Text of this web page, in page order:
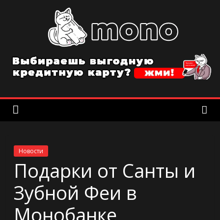
MonobankInfo
мобильном
банке
Украине
Новости
Подарки от Санты и
Зубной Феи в
Монобанке